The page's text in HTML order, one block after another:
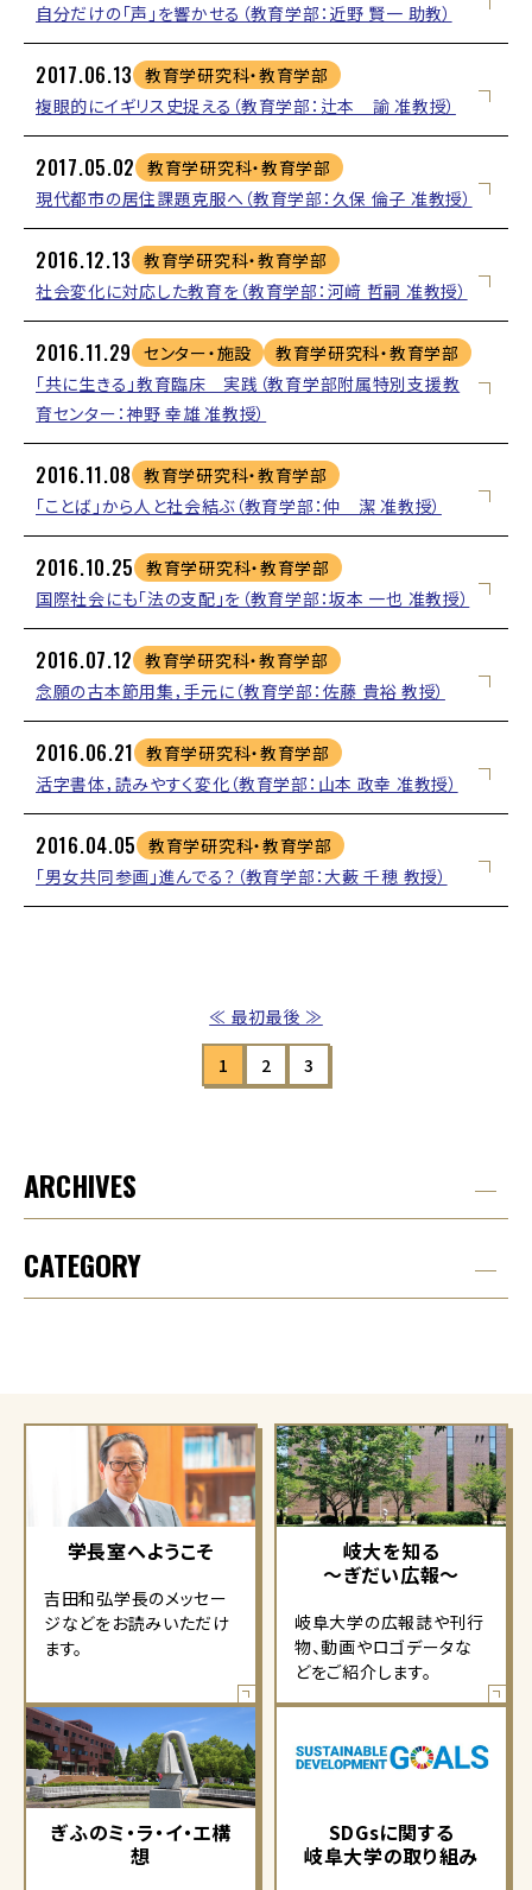
自分だけの「声」を響かせる（教育学部：近野 賢一 助教）
2017.06.13 教育学研究科・教育学部
複眼的にイギリス史捉える（教育学部：辻本 諭 准教授）
2017.05.02 教育学研究科・教育学部
現代都市の居住課題克服へ（教育学部：久保 倫子 准教授）
2016.12.13 教育学研究科・教育学部
社会変化に対応した教育を（教育学部：河﨑 哲嗣 准教授）
2016.11.29 センター・施設
教育学研究科・教育学部
「共に生きる」教育臨床 実践（教育学部附属特別支援教
育センター：神野 幸雄 准教授）
2016.11.08 教育学研究科・教育学部
「ことば」から人と社会結ぶ（教育学部：仲 潔 准教授）
2016.10.25 教育学研究科・教育学部
国際社会にも「法の支配」を（教育学部：坂本 一也 准教授）
2016.07.12 教育学研究科・教育学部
念願の古本節用集，手元に（教育学部：佐藤 貴裕 教授）
2016.06.21 教育学研究科・教育学部
活字書体，読みやすく変化（教育学部：山本 政幸 准教授）
2016.04.05 教育学研究科・教育学部
「男女共同参画」進んでる？（教育学部：大藪 千穂 教授）
≪ 最初
1 2 3
最後 ≫
ARCHIVES
CATEGORY
学長室へようこそ
吉田和弘学長のメッセー
ジなどをお読みいただけ
ます。
岐大を知る
～ぎだい広報～
岐阜大学の広報誌や刊行
物、動画やロゴデータな
どをご紹介します。
ぎふのミ・ラ・イ・エ構
想
SDGsに関する
岐阜大学の取り組み